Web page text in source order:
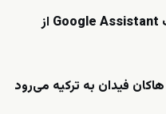
پایان کار دستیار صوتی گوگل: حذف Google Assistant از
فیدان به ترکیه می‌رود